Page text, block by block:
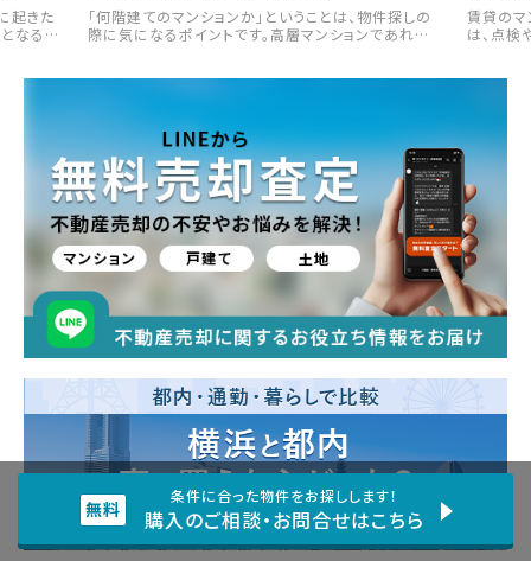
条件に合った物件をお探しします！
購入のご相談・お問合せはこちら
起きた
なる暴
影響を及
「何階建てのマンションか」ということは、物件探しの
際に気になるポイントです。高層マンションであれば
どちらが自分のライフスタイルに合うか、参考にしてみ
てください。
賃貸のマ
は、点